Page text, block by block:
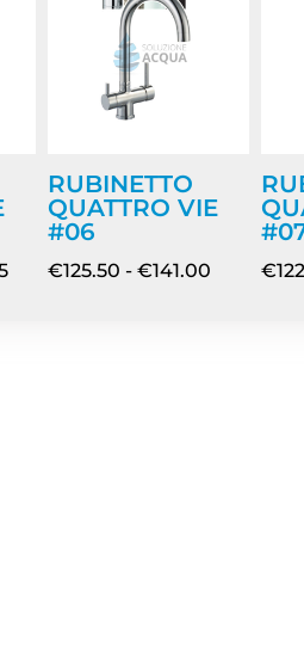
RUBINETTO
QUATTRO VIE
#06
€125.50 - €141.00 €